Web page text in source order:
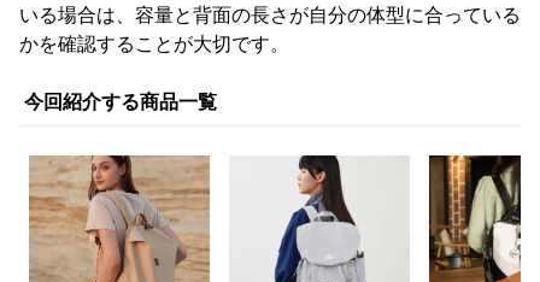
いる場合は、容量と背面の長さが自分の体型に合っている
かを確認することが大切です。
今回紹介する商品一覧